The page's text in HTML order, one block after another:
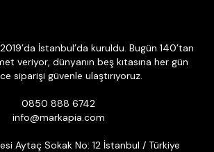
İstanbul’da kuruldu. Bugün 140’tan
veriyor, dünyanın beş kıtasına her gün
siparişi güvenle ulaştırıyoruz.
0850 888 6742
info@markapia.com
Aytaç Sokak No: 12 İstanbul / Türkiye